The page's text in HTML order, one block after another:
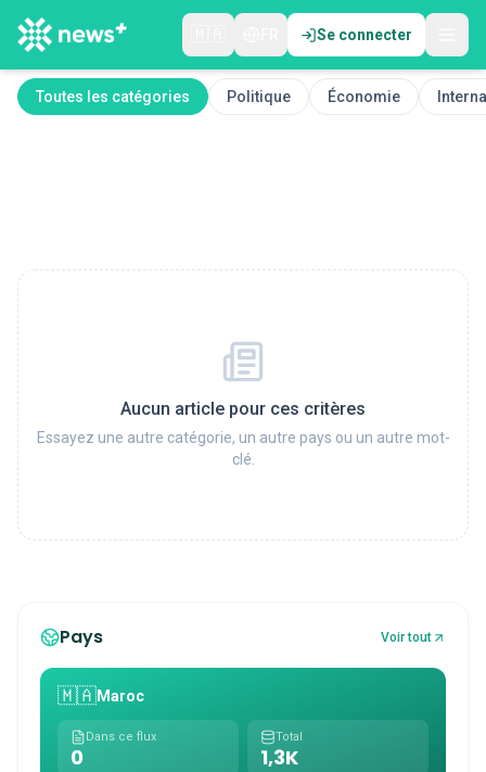
Se connecter
Toutes les catégories Politique Économie
Aucun article pour ces critères
Essayez une autre catégorie, un autre pays ou un autre mot-
clé.
Pays Voir tout
🇲🇦Maroc
Dans ce flux
0
Total
1,3K